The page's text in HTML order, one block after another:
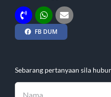
FB DUM
Sebarang pertanyaan sila